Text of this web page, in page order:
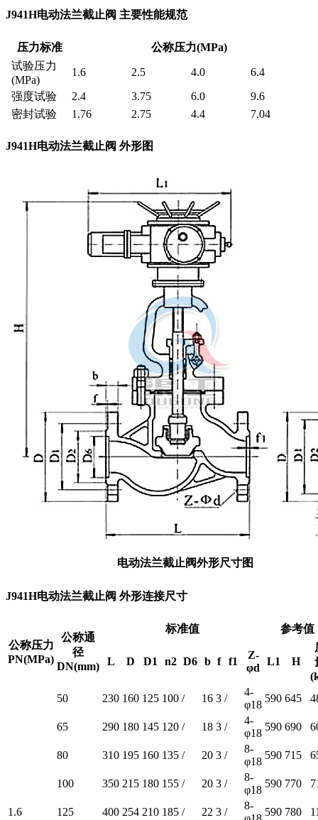
J941H电动法兰截止阀 主要性能规范
压力标准
公称压力(MPa)
试验压力
(MPa)
1.6 2.5 4.0
6.4
强度试验
2.4 3.75 6.0
9.6
密封试验
1.76 2.75 4.4 7.04
J941H电动法兰截止阀 外形图
电动法兰截止阀外形尺寸图
J941H电动法兰截止阀 外形连接尺寸
公称压力
PN(MPa)
公称通
径
DN(mm)
标准值 参考值
L D D1 n2 D6 b f f1
Z-
φd
L1 H
1.6
50 230 160 125 100 / 16 3 /
4-
φ18
590 645
65 290 180 145 120 / 18 3 /
4-
φ18
590 690
80 310 195 160 135 / 20 3 /
8-
φ18
590 715
100 350 215 180 155 / 20 3 /
8-
φ18
590 770
125 400 254 210 185 / 22 3 /
8-
590 780